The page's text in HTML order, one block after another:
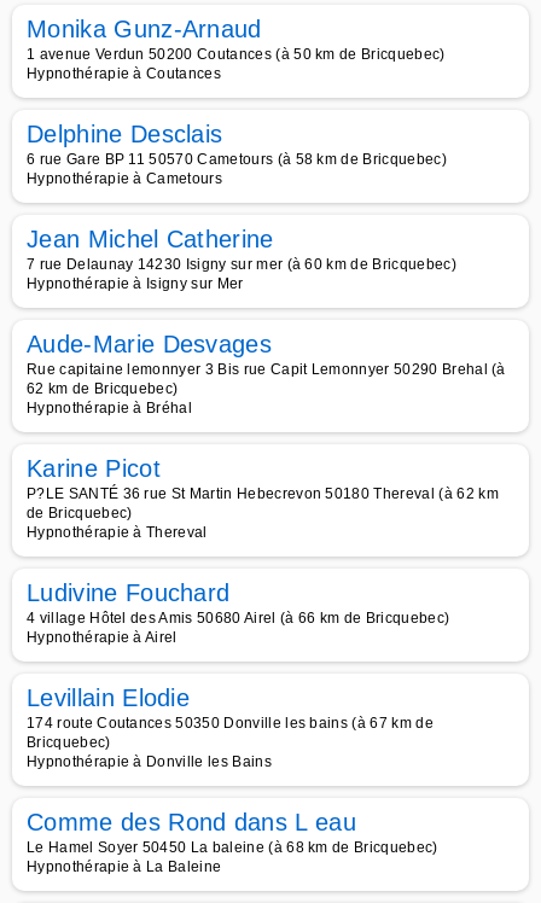
Monika Gunz-Arnaud
1 avenue Verdun 50200 Coutances (à 50 km de Bricquebec)
Hypnothérapie à Coutances
Delphine Desclais
6 rue Gare BP 11 50570 Cametours (à 58 km de Bricquebec)
Hypnothérapie à Cametours
Jean Michel Catherine
7 rue Delaunay 14230 Isigny sur mer (à 60 km de Bricquebec)
Hypnothérapie à Isigny sur Mer
Aude-Marie Desvages
Rue capitaine lemonnyer 3 Bis rue Capit Lemonnyer 50290 Brehal (à
62 km de Bricquebec)
Hypnothérapie à Bréhal
Karine Picot
P?LE SANTÉ 36 rue St Martin Hebecrevon 50180 Thereval (à 62 km
de Bricquebec)
Hypnothérapie à Thereval
Ludivine Fouchard
4 village Hôtel des Amis 50680 Airel (à 66 km de Bricquebec)
Hypnothérapie à Airel
Levillain Elodie
174 route Coutances 50350 Donville les bains (à 67 km de
Bricquebec)
Hypnothérapie à Donville les Bains
Comme des Rond dans L eau
Le Hamel Soyer 50450 La baleine (à 68 km de Bricquebec)
Hypnothérapie à La Baleine